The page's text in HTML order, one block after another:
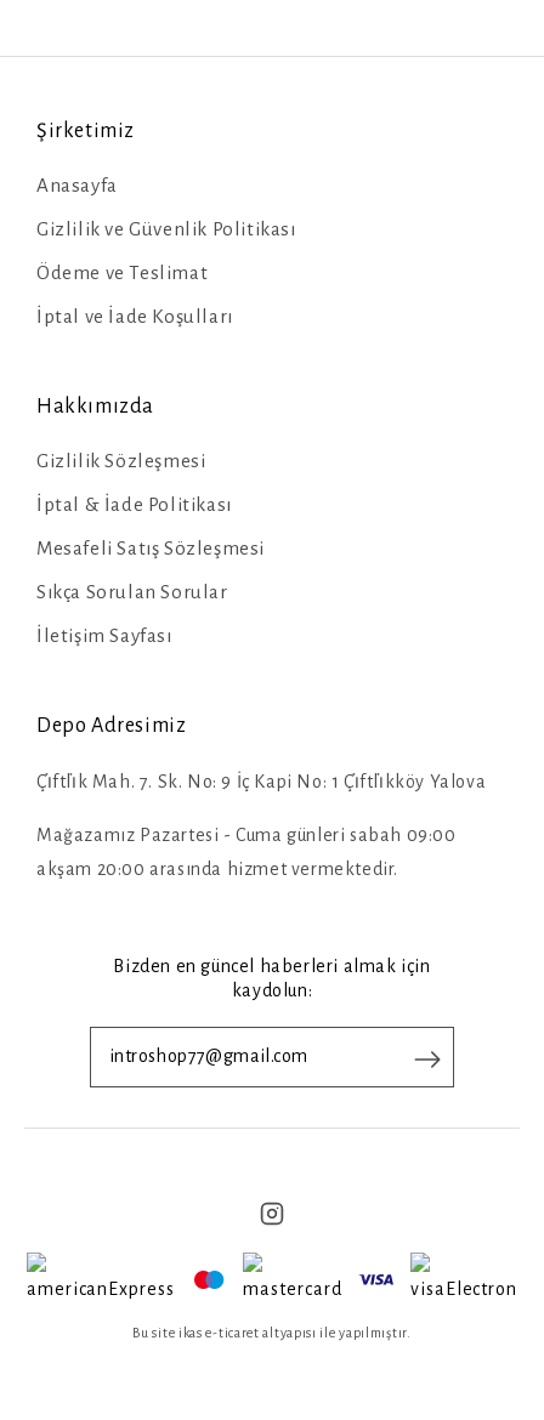
Şirketimiz
Anasayfa
Gizlilik ve Güvenlik Politikası
Ödeme ve Teslimat
İptal ve İade Koşulları
Hakkımızda
Gizlilik Sözleşmesi
İptal & İade Politikası
Mesafeli Satış Sözleşmesi
Sıkça Sorulan Sorular
İletişim Sayfası
Depo Adresimiz
Çi̇ftli̇k Mah. 7. Sk. No: 9 İç Kapi No: 1 Çi̇ftli̇kköy Yalova
Mağazamız Pazartesi - Cuma günleri sabah 09:00
akşam 20:00 arasında hizmet vermektedir.
Bizden en güncel haberleri almak için
kaydolun:
Bu site ikas e-ticaret altyapısı ile yapılmıştır.